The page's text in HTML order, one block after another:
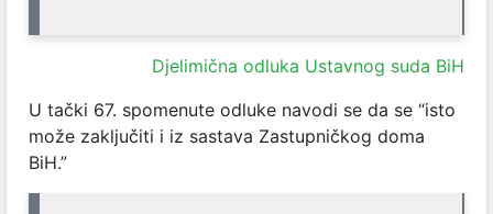
Djelimična odluka Ustavnog suda BiH
U tački 67. spomenute odluke navodi se da se “isto
može zaključiti i iz sastava Zastupničkog doma
BiH.”